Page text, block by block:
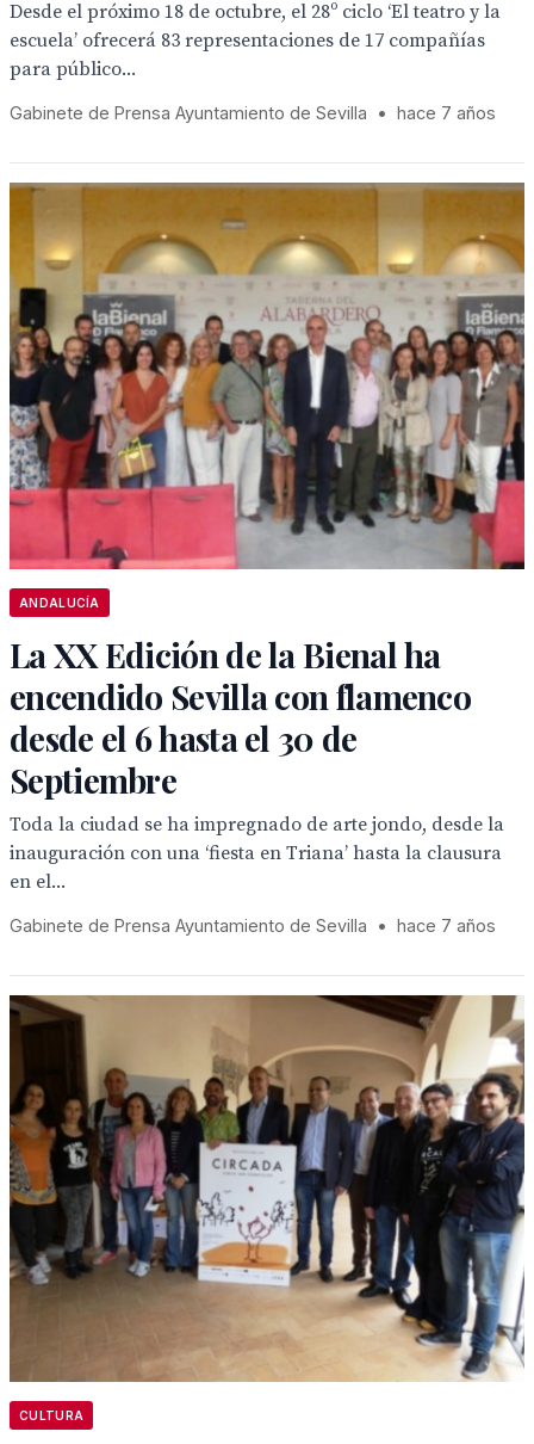
Desde el próximo 18 de octubre, el 28º ciclo ‘El teatro y la
escuela’ ofrecerá 83 representaciones de 17 compañías
para público...
Gabinete de Prensa Ayuntamiento de Sevilla • hace 7 años
ANDALUCÍA
La XX Edición de la Bienal ha
encendido Sevilla con flamenco
desde el 6 hasta el 30 de
Septiembre
Toda la ciudad se ha impregnado de arte jondo, desde la
inauguración con una ‘fiesta en Triana’ hasta la clausura
en el...
Gabinete de Prensa Ayuntamiento de Sevilla • hace 7 años
CULTURA